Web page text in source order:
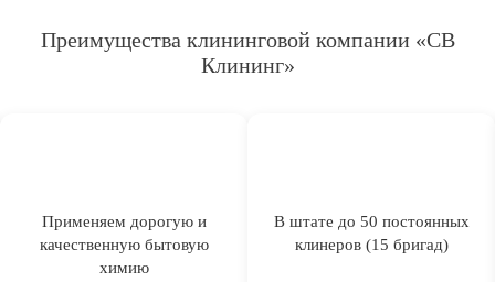
Преимущества клининговой компании «СВ
Клининг»
Применяем дорогую и
качественную бытовую
химию
В штате до 50 постоянных
клинеров (15 бригад)